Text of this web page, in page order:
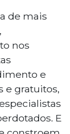
de mais
nos
e
e gratuitos,
E